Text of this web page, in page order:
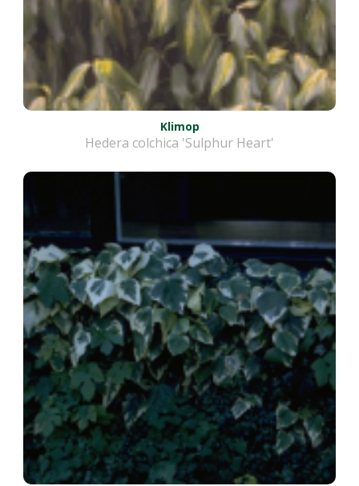
Klimop
Hedera colchica 'Sulphur Heart'